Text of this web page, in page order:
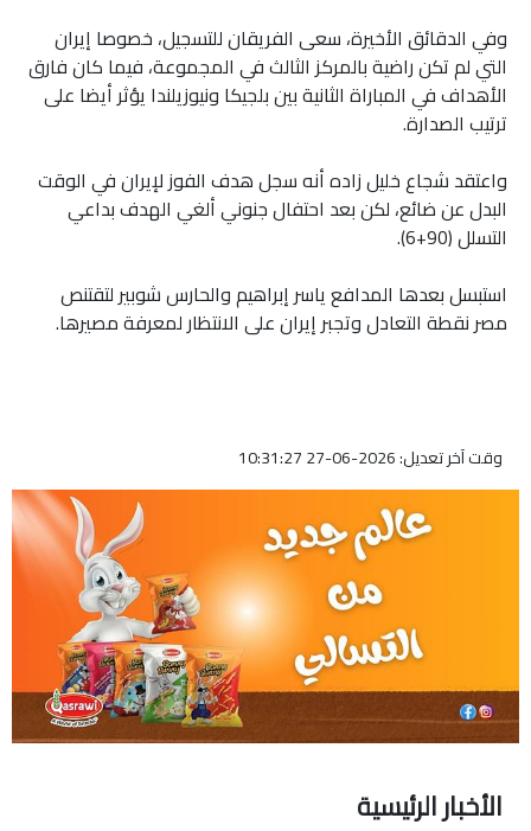
وفي الدقائق الأخيرة، سعى الفريقان للتسجيل، خصوصا إيران
التي لم تكن راضية بالمركز الثالث في المجموعة، فيما كان فارق
الأهداف في المباراة الثانية بين بلجيكا ونيوزيلندا يؤثر أيضا على
ترتيب الصدارة.
واعتقد شجاع خليل زاده أنه سجل هدف الفوز لإيران في الوقت
البدل عن ضائع، لكن بعد احتفال جنوني ألغي الهدف بداعي
التسلل (90+6).
استبسل بعدها المدافع ياسر إبراهيم والحارس شوبير لتقتنص
مصر نقطة التعادل وتجبر إيران على الانتظار لمعرفة مصيرها.
وقت آخر تعديل: 2026-06-27 10:31:27
الأخبار الرئيسية